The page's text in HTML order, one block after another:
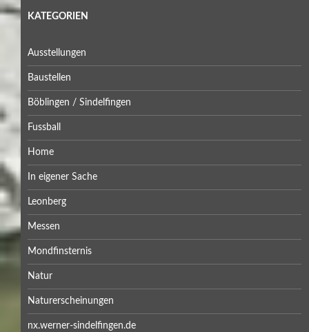
KATEGORIEN
Ausstellungen
Baustellen
Böblingen / Sindelfingen
Fussball
Home
In eigener Sache
Leonberg
Messen
Mondfinsternis
Natur
Naturerscheinungen
nx.werner-sindelfingen.de